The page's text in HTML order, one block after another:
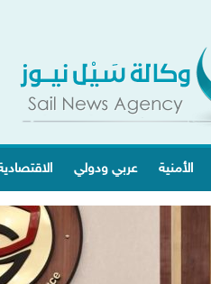
الأمنية عربي ودولي